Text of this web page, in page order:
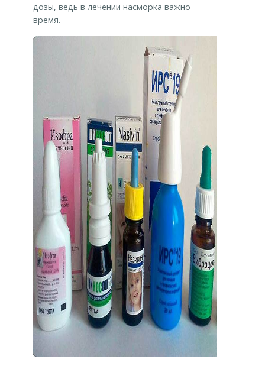
дозы, ведь в лечении насморка важно
время.